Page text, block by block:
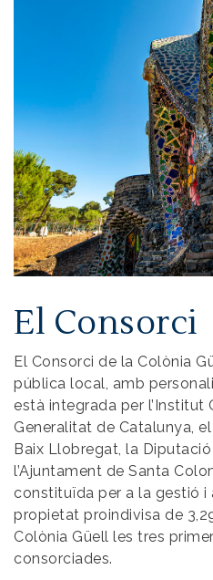
El Consorci
El Consorci de la Colònia
pública local, amb
està integrada per l’Institut
Generalitat de Catalunya,
Baix Llobregat, la
l’Ajuntament de Santa
constituïda per a la gestió i
propietat proindivisa de
Colònia Güell les tres
consorciades.